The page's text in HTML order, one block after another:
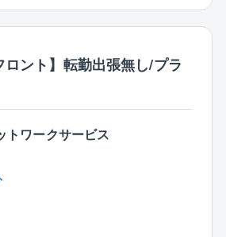
次ぐ必要がある際は、
予定確認の上連絡するルールとな
ら直接連絡が入る場合であって
日のPC利用は上長承認が事前に必
オンとオフの切替については徹底
として、同社では時差出勤の利用
担当マンションに密着できるよう
しています。
が他社と比較して少ないこともあ
い環境です。
時間
自動でシャットダウンされるため
スを大切にした働き方を実現で
ありますが、管理の資産コンサル
無し！
先変更や駐車場の契約、夜間や休
ンターですべて対応しているため
が来ることはありません。
軽減！
チームのアシスタントが対応し、
りも他部署が対応するなど他部署
っているため業務を抱え込むこと
ロント】転勤出張無し/プラ
トワークサービス